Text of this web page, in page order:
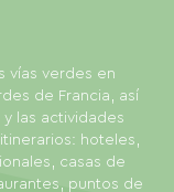
vías verdes en
de Francia, así
las actividades
hoteles,
casas de
puntos de